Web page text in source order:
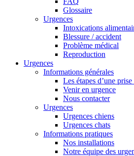
Glossaire
Urgences
Intoxications
Blessure / accident
Problème médical
Reproduction
Urgences
Informations générales
Les étapes d’une
Venir en urgence
Nous contacter
Urgences
Urgences chiens
Urgences chats
Informations pratiques
Nos installations
Notre équipe des